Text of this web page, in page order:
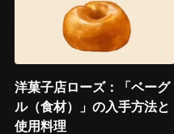
洋菓子店ローズ：「ベーグ
ル（食材）」の入手方法と
使用料理